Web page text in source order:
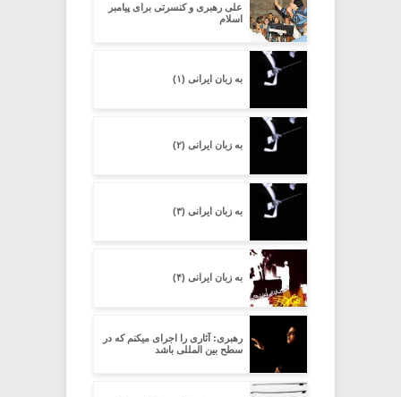
علی رهبری و کنسرتی برای پیامبر
اسلام
به زبان ایرانی (۱)
به زبان ایرانی (۲)
به زبان ایرانی (۳)
به زبان ایرانی (۴)
رهبری: آثاری را اجرای میکنم که در
سطح بین المللی باشد